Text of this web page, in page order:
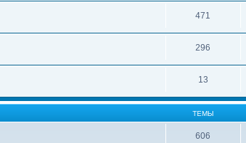
471
296
13
ТЕМЫ
606